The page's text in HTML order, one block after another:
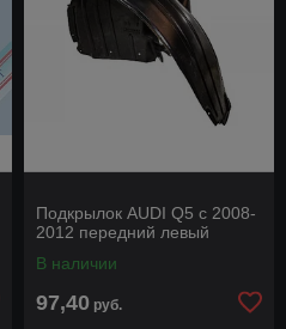
Подкрылок AUDI Q5 с 2008-
2012 передний левый
В наличии
97,40 руб.